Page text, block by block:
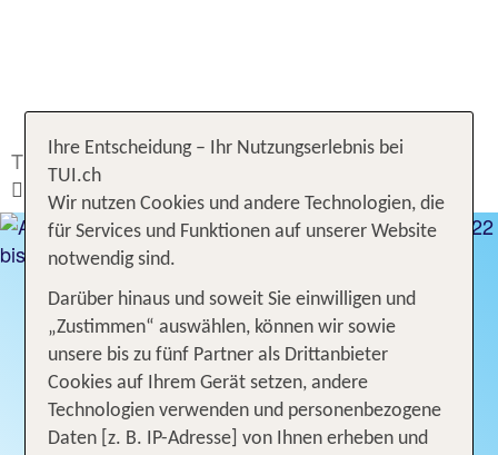
TUI.ch Ferien buchen
Ferien
Niederländische Antillen
Aruba
Ihre Entscheidung – Ihr Nutzungserlebnis bei
TUI.ch
Wir nutzen Cookies und andere Technologien, die
für Services und Funktionen auf unserer Website
notwendig sind.
Darüber hinaus und soweit Sie einwilligen und
„Zustimmen“ auswählen, können wir sowie
unsere bis zu fünf Partner als Drittanbieter
Cookies auf Ihrem Gerät setzen, andere
Technologien verwenden und personenbezogene
Daten [z. B. IP-Adresse] von Ihnen erheben und